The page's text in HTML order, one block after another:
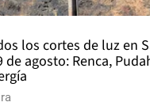
los cortes de luz en
agosto: Renca,